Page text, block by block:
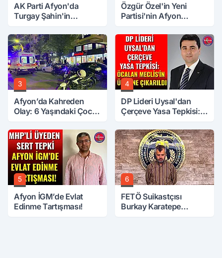
AK Parti Afyon'da
Turgay Şahin'in
Özgür Özel'in Yeni
Partisi'nin Afyon
3
Afyon’da Kahreden
Olay: 6 Yaşındaki Çocuk
4
DP Lideri Uysal'dan
Çerçeve Yasa Tepkisi:
Üzerine Çıkarıldı
5
Afyon İGM’de Evlat
Edinme Tartışması!
6
FETÖ Suikastçısı
Burkay Karatepe